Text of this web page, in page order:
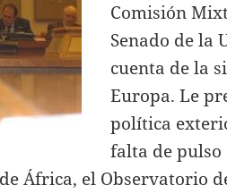
Comisión
Senado de la
cuenta de la
Europa. Le
política
falta de pulso
África, el Observatorio